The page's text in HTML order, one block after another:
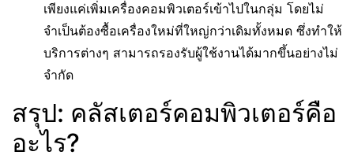
เพียงแค่เพิ่มเครื่องคอมพิวเตอร์เข้าไปในกลุ่ม โดยไม่
จำเป็นต้องซื้อเครื่องใหม่ที่ใหญ่กว่าเดิมทั้งหมด ซึ่งทำให้
บริการต่างๆ สามารถรองรับผู้ใช้งานได้มากขึ้นอย่างไม่
จำกัด
สรุป: คลัสเตอร์คอมพิวเตอร์คือ
อะไร?